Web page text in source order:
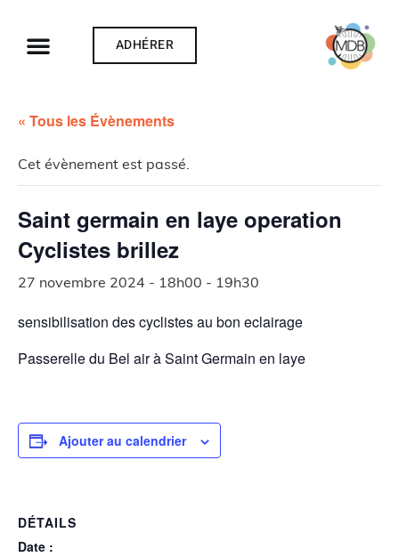
ADHÉRER
« Tous les Évènements
Cet évènement est passé.
Saint germain en laye operation
Cyclistes brillez
27 novembre 2024 - 18h00 - 19h30
sensibilisation des cyclistes au bon eclairage
Passerelle du Bel air à Saint Germain en laye
Ajouter au calendrier
DÉTAILS
Date :